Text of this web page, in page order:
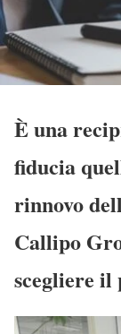
È una
fiducia
rinnovo
Callipo
scegliere